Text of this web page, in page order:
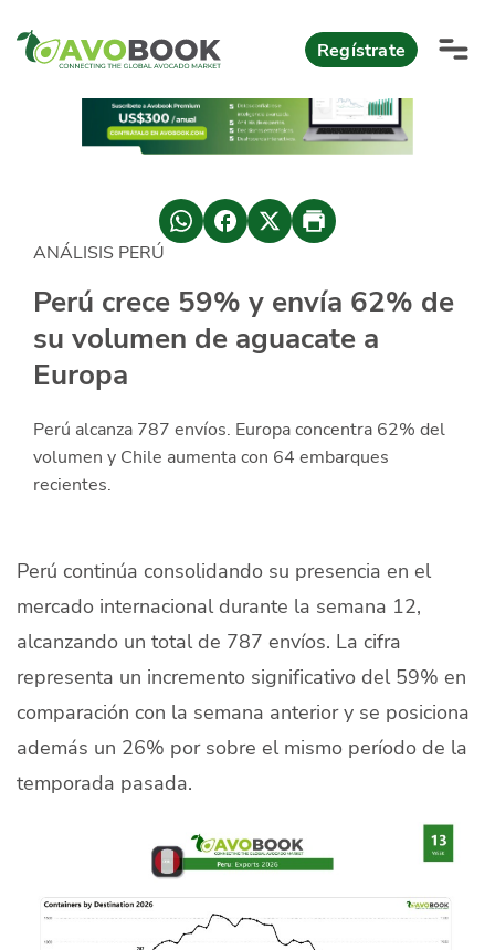
Regístrate
AvoReports
AvoMagazine
AvoEvents
Iniciar Sesión
Productores
Mercados
Contacto
ANÁLISIS PERÚ
Perú crece 59% y envía 62% de
su volumen de aguacate a
Europa
Perú alcanza 787 envíos. Europa concentra 62% del
volumen y Chile aumenta con 64 embarques
recientes.
Perú continúa consolidando su presencia en el
mercado internacional durante la semana 12,
alcanzando un total de 787 envíos. La cifra
representa un incremento significativo del 59% en
comparación con la semana anterior y se posiciona
además un 26% por sobre el mismo período de la
temporada pasada.